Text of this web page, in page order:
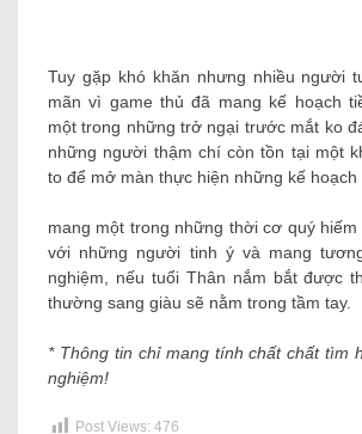
Tuy gặp khó khăn nhưng nhiều người
mãn vì game thủ đã mang kế hoạch
một trong những trở ngại trước mắt ko
những người thậm chí còn tồn tại một
to để mở màn thực hiện những kế hoạch
mang một trong những thời cơ quý
với những người tinh ý và mang
nghiệm, nếu tuổi Thân nắm bắt được
thường sang giàu sẽ nằm trong tầm tay.
* Thông tin chỉ mang tính chất chất tìm
nghiệm!
Post Views: 476